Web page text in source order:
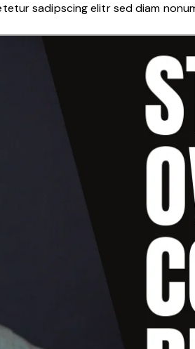
sadipscing elitr sed diam